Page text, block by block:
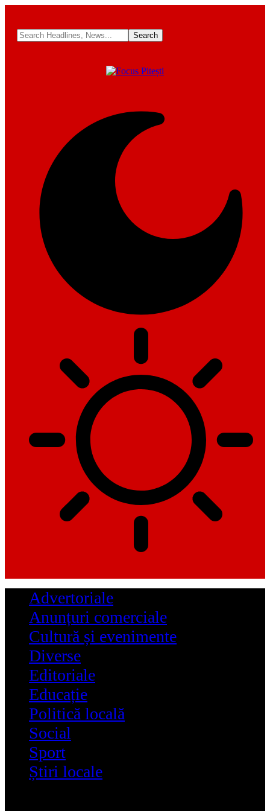
Advertoriale
Anunțuri comerciale
Cultură și evenimente
Diverse
Editoriale
Educație
Politică locală
Social
Sport
Știri locale